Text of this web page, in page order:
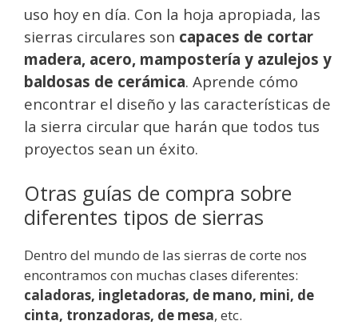
uso hoy en día. Con la hoja apropiada, las
sierras circulares son capaces de cortar
madera, acero, mampostería y azulejos y
baldosas de cerámica. Aprende cómo
encontrar el diseño y las características de
la sierra circular que harán que todos tus
proyectos sean un éxito.
Otras guías de compra sobre
diferentes tipos de sierras
Dentro del mundo de las sierras de corte nos
encontramos con muchas clases diferentes:
caladoras, ingletadoras, de mano, mini, de
cinta, tronzadoras, de mesa, etc.